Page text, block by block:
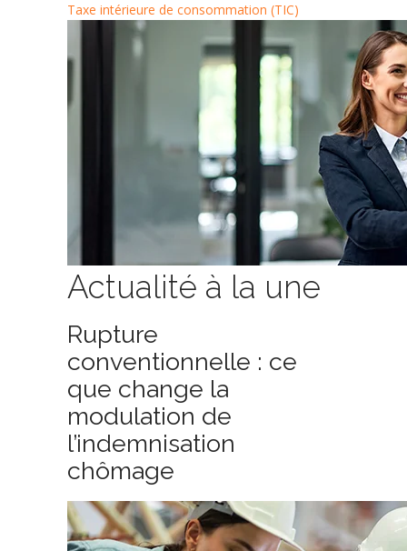
Taxe intérieure de consommation (TIC)
Actualité à la une
Rupture
conventionnelle : ce
que change la
modulation de
l’indemnisation
chômage